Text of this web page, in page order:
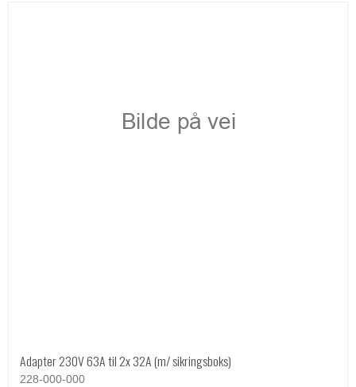
Adapter 230V 63A til 2x 32A (m/ sikringsboks)
228-000-000